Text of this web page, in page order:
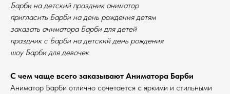
Барби на детский праздник аниматор
пригласить Барби на день рождения детям
заказать аниматора Барби для детей
праздник с Барби на детский день рождения
шоу Барби для девочек
С чем чаще всего заказывают Аниматора Барби
Аниматор Барби отлично сочетается с яркими и стильными